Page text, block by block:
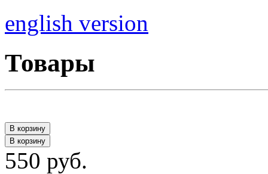
english version
Товары
В корзину
В корзину
550 руб.